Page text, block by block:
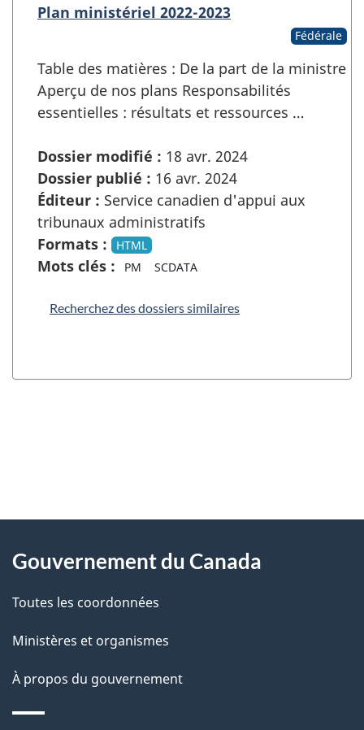
Plan ministériel 2022-2023
Fédérale
Table des matières : De la part de la ministre
Aperçu de nos plans Responsabilités
essentielles : résultats et ressources …
Dossier modifié : 18 avr. 2024
Dossier publié : 16 avr. 2024
Éditeur : Service canadien d'appui aux
tribunaux administratifs
Formats :
HTML
Mots clés : PM SCDATA
Recherchez des dossiers similaires
D
t
a
l
s
propos
ce
site
Gouvernement du Canada
Toutes les coordonnées
Ministères et organismes
À propos du gouvernement